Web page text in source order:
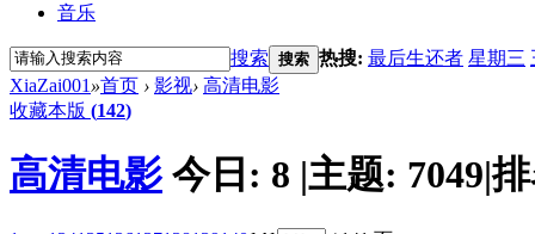
音乐
搜索 搜索 热搜: 最后生还者 星期三
XiaZai001 »首页 › 影视› 高清电影
收藏本版 (142)
高清电影 今日: 8 |主题: 7049|